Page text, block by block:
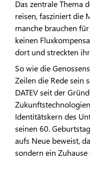
Das zentrale Thema
reisen, fasziniert die
manche brauchen
keinen
dort und streckten
So wie die
Zeilen die Rede sein
DATEV seit der
Identitätskern des
seinen 60.
aufs Neue beweist,
sondern ein Zuhause